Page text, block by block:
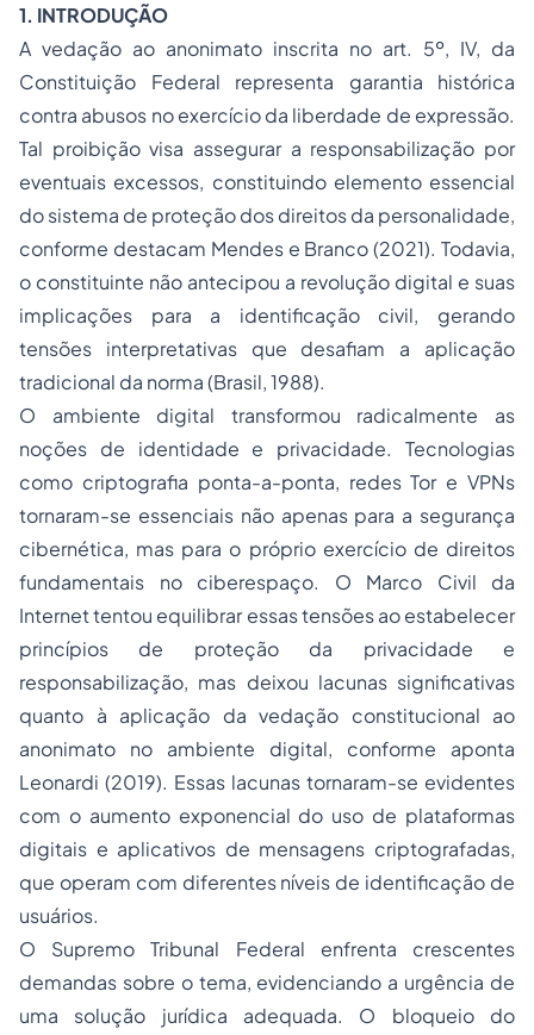
1. INTRODUÇÃO
A vedação ao anonimato inscrita no art. 5º, IV, da
Constituição Federal representa garantia histórica
contra abusos no exercício da liberdade de expressão.
Tal proibição visa assegurar a responsabilização por
eventuais excessos, constituindo elemento essencial
do sistema de proteção dos direitos da personalidade,
conforme destacam Mendes e Branco (2021). Todavia,
o constituinte não antecipou a revolução digital e suas
implicações para a identificação civil, gerando
tensões interpretativas que desafiam a aplicação
tradicional da norma (Brasil, 1988).
O ambiente digital transformou radicalmente as
noções de identidade e privacidade. Tecnologias
como criptografia ponta-a-ponta, redes Tor e VPNs
tornaram-se essenciais não apenas para a segurança
cibernética, mas para o próprio exercício de direitos
fundamentais no ciberespaço. O Marco Civil da
Internet tentou equilibrar essas tensões ao estabelecer
princípios de proteção da privacidade e
responsabilização, mas deixou lacunas significativas
quanto à aplicação da vedação constitucional ao
anonimato no ambiente digital, conforme aponta
Leonardi (2019). Essas lacunas tornaram-se evidentes
com o aumento exponencial do uso de plataformas
digitais e aplicativos de mensagens criptografadas,
que operam com diferentes níveis de identificação de
usuários.
O Supremo Tribunal Federal enfrenta crescentes
demandas sobre o tema, evidenciando a urgência de
uma solução jurídica adequada. O bloqueio do